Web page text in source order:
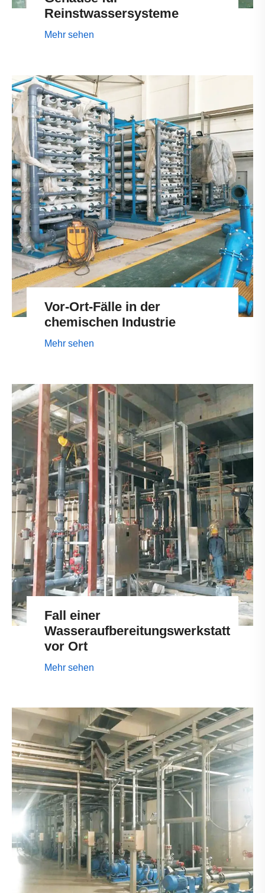
Reinstwassersysteme
Mehr sehen
Vor-Ort-Fälle in der
chemischen Industrie
Mehr sehen
Fall einer
Wasseraufbereitungswerkstatt
vor Ort
Mehr sehen